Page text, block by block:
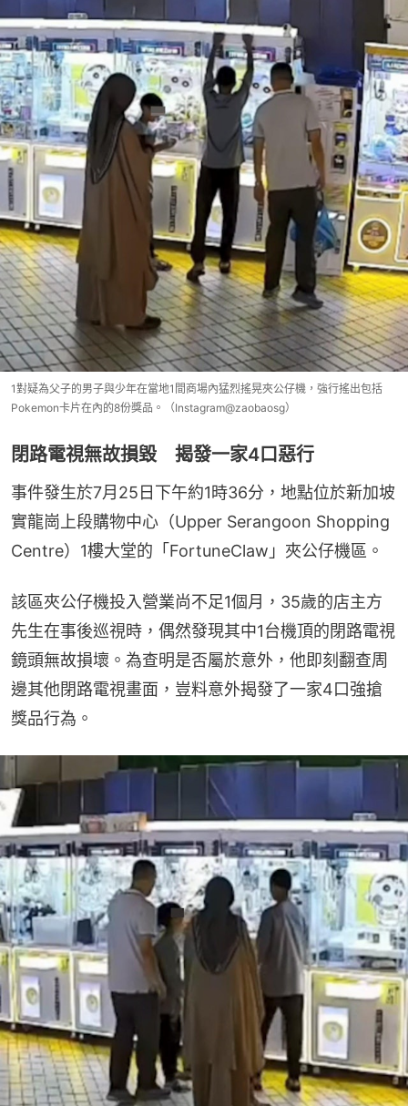
1對疑為父子的男子與少年在當地1間商場內猛烈搖晃夾公仔機，強行搖出包括
Pokemon卡片在內的8份獎品。（Instagram@zaobaosg）
閉路電視無故損毀 揭發一家4口惡行
事件發生於7月25日下午約1時36分，地點位於新加坡
實龍崗上段購物中心（Upper Serangoon Shopping
Centre）1樓大堂的「FortuneClaw」夾公仔機區。
該區夾公仔機投入營業尚不足1個月，35歲的店主方
先生在事後巡視時，偶然發現其中1台機頂的閉路電視
鏡頭無故損壞。為查明是否屬於意外，他即刻翻查周
邊其他閉路電視畫面，豈料意外揭發了一家4口強搶
獎品行為。